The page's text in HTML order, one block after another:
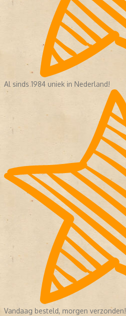
Al sinds 1984 uniek in Nederland!
Vandaag besteld, morgen verzonden!